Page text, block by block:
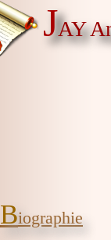
JAY
Biographie